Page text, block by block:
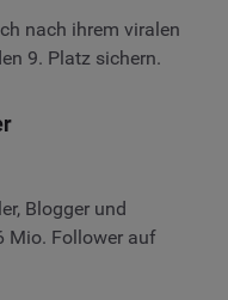
nach ihrem viralen
9. Platz sichern.
Blogger und
Mio. Follower auf